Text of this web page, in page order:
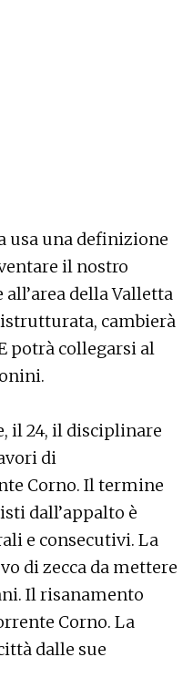
usa una definizione
il nostro
della Valletta
cambierà
potrà collegarsi al
il 24, il disciplinare
di
Corno. Il termine
dall’appalto è
e consecutivi. La
di zecca da mettere
Il risanamento
Corno. La
dalle sue